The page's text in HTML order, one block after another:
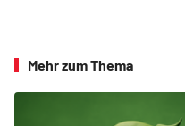
Mehr zum Thema